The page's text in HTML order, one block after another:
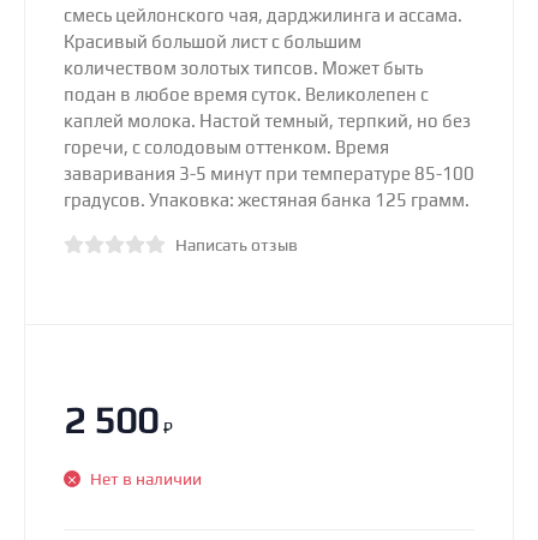
смесь цейлонского чая, дарджилинга и ассама.
Красивый большой лист с большим
количеством золотых типсов. Может быть
подан в любое время суток. Великолепен с
каплей молока. Настой темный, терпкий, но без
горечи, с солодовым оттенком. Время
заваривания 3-5 минут при температуре 85-100
градусов. Упаковка: жестяная банка 125 грамм.
Написать отзыв
2 500 ₽
Нет в наличии